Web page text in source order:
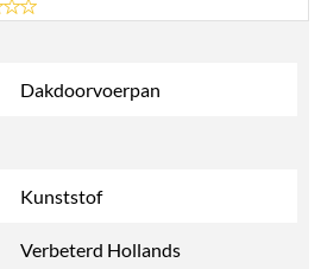
Dakdoorvoerpan
Kunststof
Verbeterd Hollands